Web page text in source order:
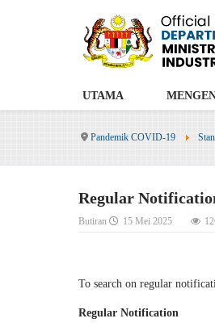
UTAMA
Pandemik COVID-19
Regular
Butiran 15 Mei 2025
To search on regular
Regular Notification